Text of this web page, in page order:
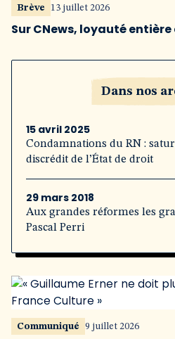
Brève 13 juillet 2026
Sur CNews, loyauté entière
Dans nos
15 avril 2025
Condamnations du RN :
discrédit de l’État de droit
29 mars 2018
Aux grandes réformes les
Pascal Perri
Communiqué 9 juillet 2026